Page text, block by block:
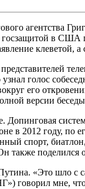
агентства
в
голос
его
версии
в 2012 году,
спорт,
поделился
«Это шло с
говорил мне,